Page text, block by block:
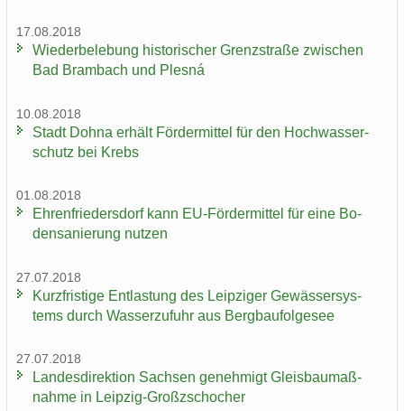
17.08.2018
Wie­der­be­le­bung his­to­ri­scher Grenz­stra­ße zwi­schen
Bad Brambach und Plesná
10.08.2018
Stadt Dohna er­hält För­der­mit­tel für den Hoch­was­ser­
schutz bei Krebs
01.08.2018
Eh­ren­frie­ders­dorf kann EU-​Fördermittel für eine Bo­
den­sa­nie­rung nut­zen
27.07.2018
Kurz­fris­ti­ge Ent­las­tung des Leip­zi­ger Ge­wäs­ser­sys­
tems durch Was­ser­zu­fuhr aus Berg­bau­fol­ge­see
27.07.2018
Lan­des­di­rek­ti­on Sach­sen ge­neh­migt Gleis­bau­maß­
nah­me in Leipzig-​Großzschocher